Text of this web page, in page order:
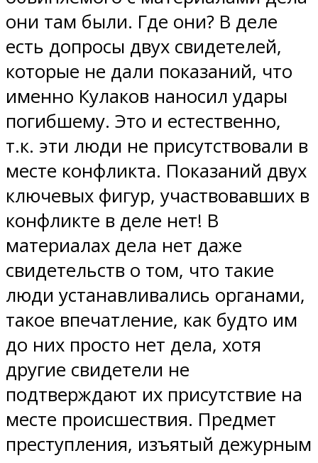
они там были. Где они? В деле
есть допросы двух свидетелей,
которые не дали показаний, что
именно Кулаков наносил удары
погибшему. Это и естественно,
т.к. эти люди не присутствовали в
месте конфликта. Показаний двух
ключевых фигур, участвовавших в
конфликте в деле нет! В
материалах дела нет даже
свидетельств о том, что такие
люди устанавливались органами,
такое впечатление, как будто им
до них просто нет дела, хотя
другие свидетели не
подтверждают их присутствие на
месте происшествия. Предмет
преступления, изъятый дежурным